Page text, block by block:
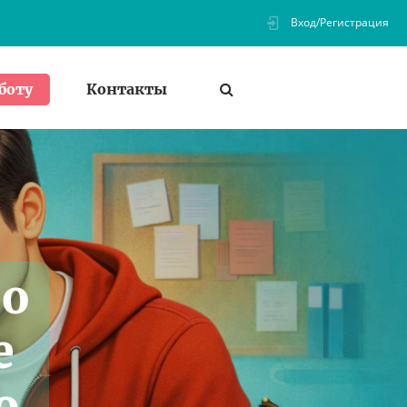
Вход/Регистрация
Контакты